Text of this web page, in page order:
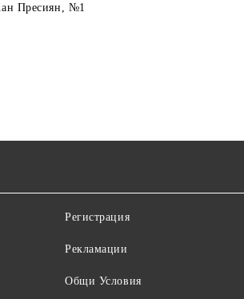
Пресиян, №1
Регистрация
Рекламации
Общи Условия